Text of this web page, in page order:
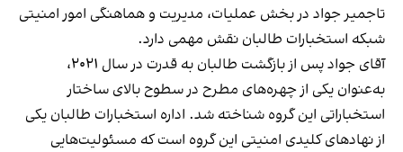
تاجمیر جواد در بخش عملیات، مدیریت و هماهنگی امور امنیتی
شبکه استخبارات طالبان نقش مهمی دارد.
آقای جواد پس از بازگشت طالبان به قدرت در سال ۲۰۲۱،
به‌عنوان یکی از چهره‌های مطرح در سطوح بالای ساختار
استخباراتی این گروه شناخته شد. اداره استخبارات طالبان یکی
از نهادهای کلیدی امنیتی این گروه است که مسئولیت‌هایی